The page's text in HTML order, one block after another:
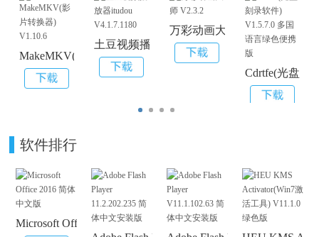
MakeMKV(影片转换器) V1.10.6
土豆视频播放器itudou V4.1.7.1180
万彩动画大师 V2.3.2
Cdrtfe(光盘刻
软件排行
Microsoft Office 2016 简体中文版